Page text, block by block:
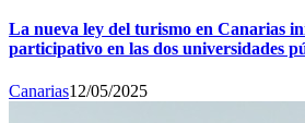
La nueva ley del turismo en Canarias
participativo en las dos universidades
Canarias12/05/2025